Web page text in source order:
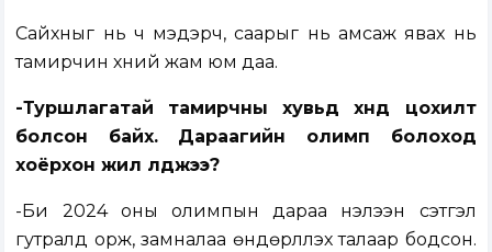
Сайхныг нь ч мэдэрч, саарыг нь амсаж явах нь
тамирчин хүний жам юм даа.
-Туршлагатай тамирчны хувьд хүнд цохилт
болсон байх. Дараагийн олимп болоход
хоёрхон жил үлджээ?
-Би 2024 оны олимпын дараа нэлээн сэтгэл
гутралд орж, замналаа өндөрлүүлэх талаар бодсон.